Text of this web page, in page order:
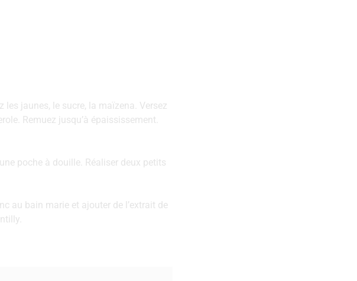
‌jaunes,‌ ‌le‌ ‌sucre,‌ ‌la‌ ‌maïzena.‌ ‌Versez‌
‌Remuez‌ ‌jusqu’à‌ ‌épaississement.‌
‌poche‌ ‌à‌ ‌douille.‌ ‌Réaliser ‌deux‌ ‌petits‌
au bain marie et ajouter de l’extrait de